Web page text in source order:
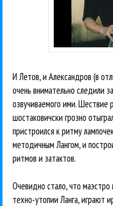
И Летов, и Александров (в
очень внимательно следили
озвучиваемого ими. Шествие
шостаковичски грозно
пристроился к ритму
методичным Лангом, и
ритмов и затактов.
Очевидно стало, что
техно-утопии Ланга, играют